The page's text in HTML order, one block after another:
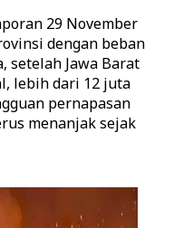
29 November
dengan beban
setelah Jawa Barat
lebih dari 12 juta
pernapasan
menanjak sejak